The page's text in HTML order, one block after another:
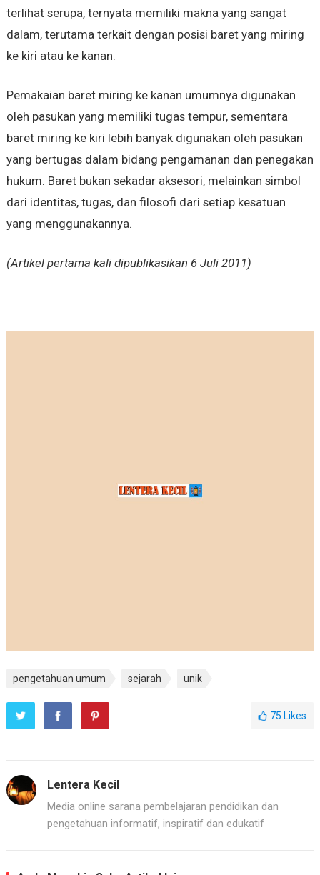
terlihat serupa, ternyata memiliki makna yang sangat
dalam, terutama terkait dengan posisi baret yang miring
ke kiri atau ke kanan.
Pemakaian baret miring ke kanan umumnya digunakan
oleh pasukan yang memiliki tugas tempur, sementara
baret miring ke kiri lebih banyak digunakan oleh pasukan
yang bertugas dalam bidang pengamanan dan penegakan
hukum. Baret bukan sekadar aksesori, melainkan simbol
dari identitas, tugas, dan filosofi dari setiap kesatuan
yang menggunakannya.
(Artikel pertama kali dipublikasikan 6 Juli 2011)
pengetahuan umum sejarah unik
75 Likes
Lentera Kecil
Media online sarana pembelajaran pendidikan dan
pengetahuan informatif, inspiratif dan edukatif